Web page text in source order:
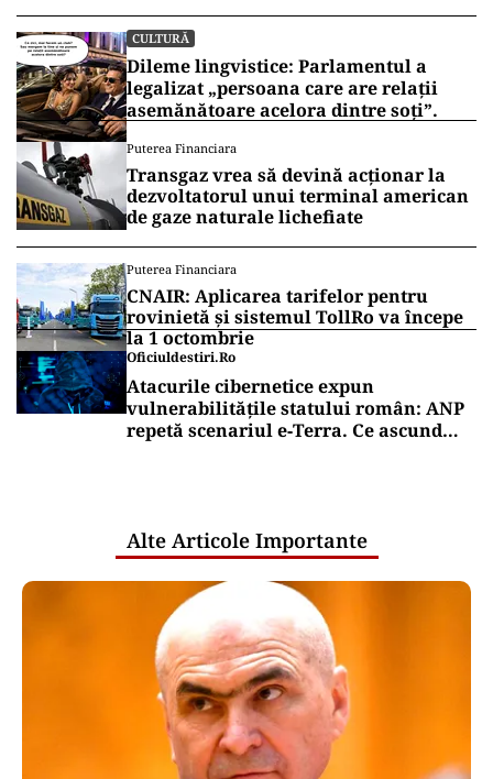
CULTURĂ
Dileme lingvistice: Parlamentul a
legalizat „persoana care are relații
asemănătoare acelora dintre soți”.
Puterea Financiara
Transgaz vrea să devină acționar la
dezvoltatorul unui terminal american
de gaze naturale lichefiate
Puterea Financiara
CNAIR: Aplicarea tarifelor pentru
rovinietă și sistemul TollRo va începe
la 1 octombrie
Oficiuldestiri.ro
Atacurile cibernetice expun
vulnerabilitățile statului român: ANP
repetă scenariul e‑Terra. Ce ascund
Alte Articole Importante